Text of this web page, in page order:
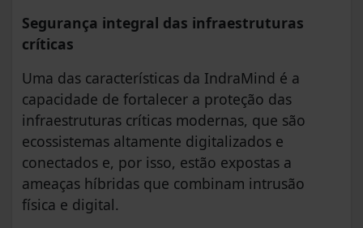
Segurança integral das infraestruturas
críticas
Uma das características da IndraMind é a
capacidade de fortalecer a proteção das
infraestruturas críticas modernas, que são
ecossistemas altamente digitalizados e
conectados e, por isso, estão expostas a
ameaças híbridas que combinam intrusão
física e digital.